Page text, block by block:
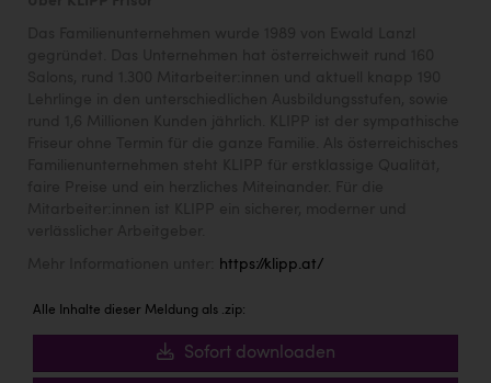
https://klipp.at/
Alle Inhalte dieser Meldung als .zip:
Sofort downloaden